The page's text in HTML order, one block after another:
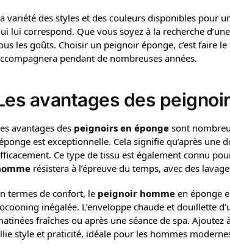
variété des styles et des couleurs disponibles pour
lui correspond. Que vous soyez à la recherche
les goûts. Choisir un peignoir éponge, c’est faire
pendant de nombreuses années.
avantages des
avantages des peignoirs en épongesont
est exceptionnelle. Cela signifie qu’après
Ce type de tissu est également connu
résistera à l’épreuve du temps, avec des
termes de confort, le peignoir hommeen éponge
inégalée. L’enveloppe chaude et douillette
fraîches ou après une séance de spa.
style et praticité, idéale pour les hommes